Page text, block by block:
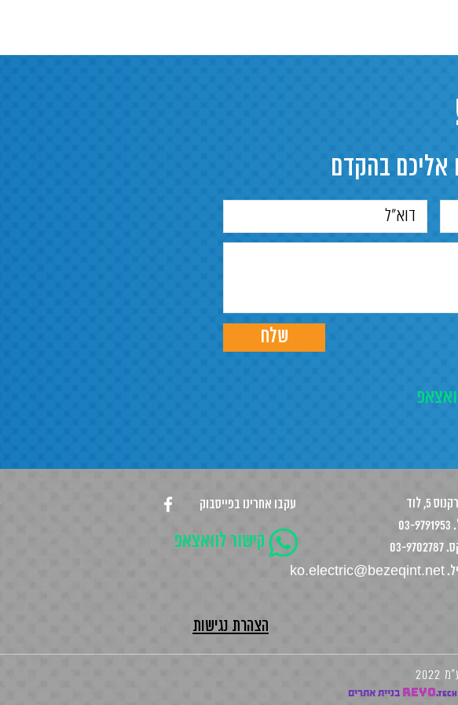
אליכם בהקדם
שלח
עקבו אחרינו בפייסבוק
5, לוד
ko.electric@bezeqint.net
קישור לוואצאפ
הצהרת נגישות
REYO.TECH בניית אתרים